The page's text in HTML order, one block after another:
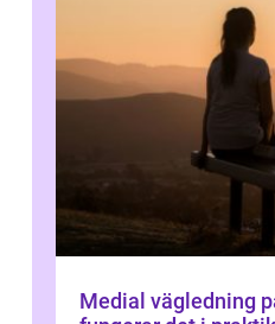
Medial vägledning